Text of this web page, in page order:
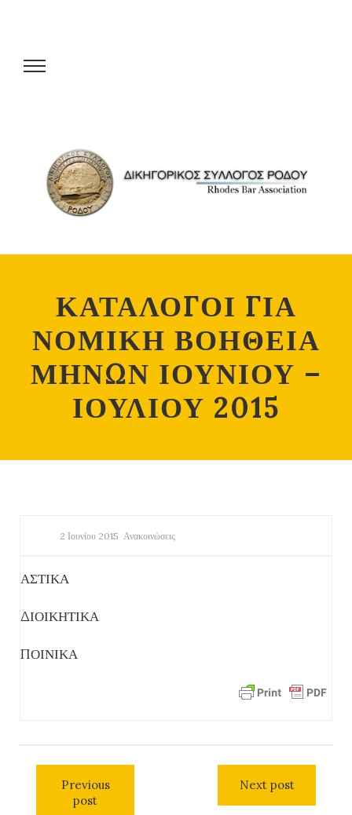
ΚΑΤΑΛΟΓΟΙ ΓΙΑ
ΝΟΜΙΚΗ ΒΟΗΘΕΙΑ
ΜΗΝΩΝ ΙΟΥΝΙΟΥ –
ΙΟΥΛΙΟΥ 2015
2 Ιουνίου 2015 Ανακοινώσεις
ΑΣΤΙΚΑ
ΔΙΟΙΚΗΤΙΚΑ
ΠΟΙΝΙΚΑ
Previous
post
Next post